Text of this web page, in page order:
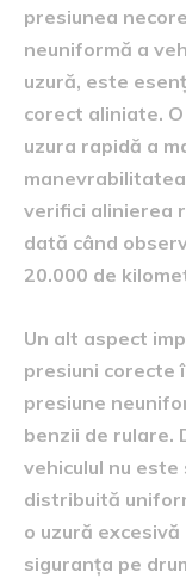
presiunea
neuniformă a
uzură, este
corect aliniate.
uzura rapidă a
verifici alinierea
dată când
20.000 de
Un alt aspect
presiuni corecte
presiune
benzii de rulare.
vehiculul nu
distribuită
o uzură
siguranța pe